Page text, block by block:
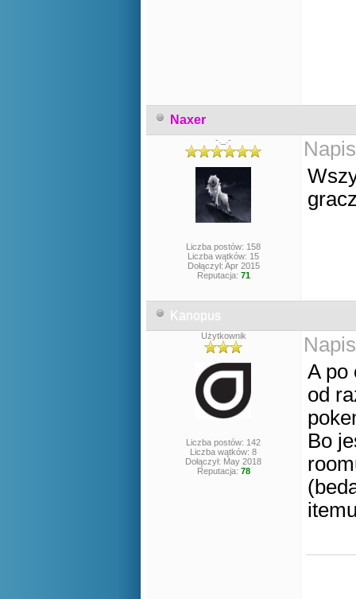
Naxer
-._.-
Liczba postów: 158
Liczba wątków: 15
Dołączył: Apr 2015
Reputacja: 71
Kanopus
Użytkownik
Liczba postów: 142
Liczba wątków: 8
Dołączył: May 2018
Reputacja: 78
A po
od
Bo